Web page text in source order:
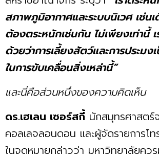
สภาพภูมิอากาศและระบบนิเวศ เช่
ต้องตระหนักเช่นกัน ไม่เพียงเท่านี้
ด้วยว่าการเลี้ยงสัตว์และการประม
ในการขับเคลื่อนสิ่งเหล่านี้”
และนี่คือส่วนหนึ่งของความคิดเห็น
ดร.เฮเลน เซอร์สกี้ นักสมุทรศาสตร์
คอลเลจลอนดอน และผู้จัดรายการโ
ในจดหมายกล่าวว่า มหาวิทยาลัยคว